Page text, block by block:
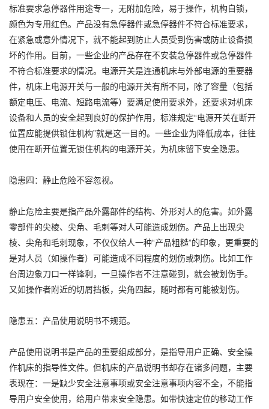
标准要求急停器件用途专一，无附加危险，易于操作，机构自锁，
颜色为专用红色。产品没有急停器件或急停器件不符合标准要求，
在紧急或意外情况下，就不能起到防止人员受到伤害或防止设备损
坏的作用。目前，一些企业的产品存在不安装急停器件或急停器件
不符合标准要求的情况。电源开关是连通机床与外部电源的重要器
件，机床上电源开关与一般的电源开关有所不同，除了容量（包括
额定电压、电流、短路电流等）要满足使用要求外，还要求对机床
设备和人员的安全起到良好的保护作用，标准规定“电源开关在断开
位置应能提供锁住机构”就是这一目的。一些企业为降低成本，往往
使用在断开位置无锁住机构的电源开关，为机床留下安全隐患。
隐患四：静止危险不容忽视。
静止危险主要是指产品外露部件的结构、外形对人的危害。如外露
零部件的尖棱、尖角、毛刺等对人可能造成划伤。产品上出现尖
棱、尖角和毛刺现象，不仅仅给人一种“产品粗糙”的印象，更重要的
是对人员（如操作者）可能造成不同程度的划伤或刺伤。比如工作
台周边象刀口一样锋利，一旦操作者不注意碰到，就会被划伤手。
又如操作者附近的切屑挡板，尖角四起，随时都有可能被划伤。
隐患五：产品使用说明书不规范。
产品使用说明书是产品的重要组成部分，是指导用户正确、安全操
作机床的指导性文件。但机床的产品说明书却存在诸多问题，主要
表现在：一是缺少安全注意事项或安全注意事项内容不全，不能指
导用户安全使用，给用户带来安全隐患。如带快速定位的移动工作